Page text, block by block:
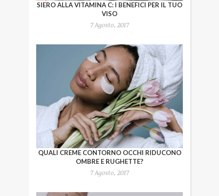
SIERO ALLA VITAMINA C: I BENEFICI PER IL TUO
VISO
7 Agosto, 2017
QUALI CREME CONTORNO OCCHI RIDUCONO
OMBRE E RUGHETTE?
7 Agosto, 2017